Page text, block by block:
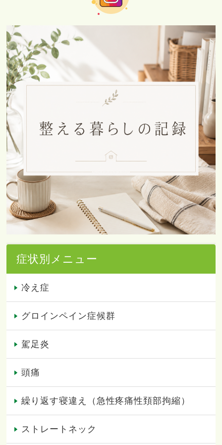
症状別メニュー
冷え症
グロインペイン症候群
駕足炎
頭痛
繰り返す寝違え（急性疼痛性頚部拘縮）
ストレートネック